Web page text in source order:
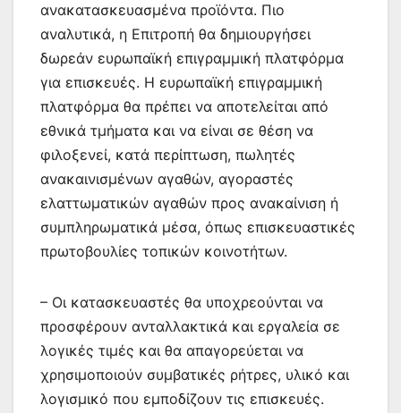
ανακατασκευασμένα προϊόντα. Πιο
αναλυτικά, η Επιτροπή θα δημιουργήσει
δωρεάν ευρωπαϊκή επιγραμμική πλατφόρμα
για επισκευές. Η ευρωπαϊκή επιγραμμική
πλατφόρμα θα πρέπει να αποτελείται από
εθνικά τμήματα και να είναι σε θέση να
φιλοξενεί, κατά περίπτωση, πωλητές
ανακαινισμένων αγαθών, αγοραστές
ελαττωματικών αγαθών προς ανακαίνιση ή
συμπληρωματικά μέσα, όπως επισκευαστικές
πρωτοβουλίες τοπικών κοινοτήτων.
– Οι κατασκευαστές θα υποχρεούνται να
προσφέρουν ανταλλακτικά και εργαλεία σε
λογικές τιμές και θα απαγορεύεται να
χρησιμοποιούν συμβατικές ρήτρες, υλικό και
λογισμικό που εμποδίζουν τις επισκευές.